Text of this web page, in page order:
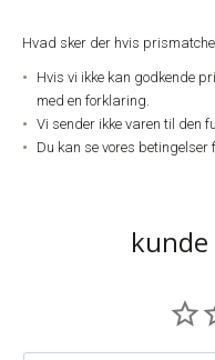
Hvad sker der hvis
Hvis vi ikke kan godkende
med en forklaring.
Vi sender ikke varen til den
Du kan se vores betingelser